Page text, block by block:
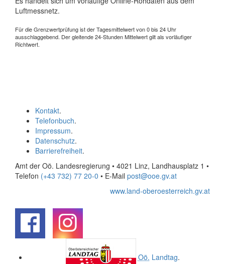
Luftmessnetz.
Für die Grenzwertprüfung ist der Tagesmittelwert von 0 bis 24 Uhr
ausschlaggebend. Der gleitende 24-Stunden Mittelwert gilt als vorläufiger
Richtwert.
Kontakt.
Telefonbuch.
Impressum.
Datenschutz.
Barrierefreiheit.
Amt der Oö. Landesregierung • 4021 Linz, Landhausplatz 1 •
Telefon (+43 732) 77 20-0 • E-Mail post@ooe.gv.at
www.land-oberoesterreich.gv.at
Oö. Landtag.